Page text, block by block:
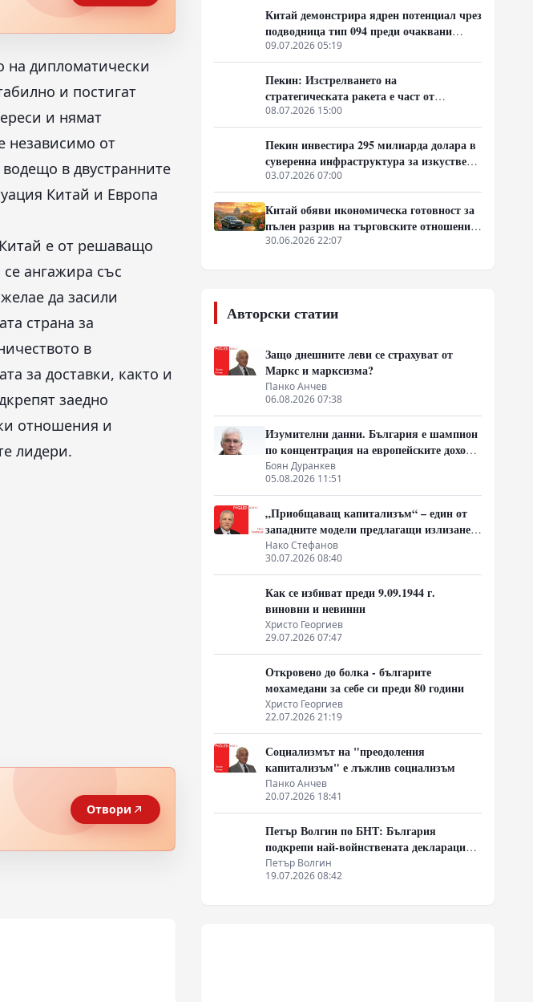
на дипломатически
и постигат
и нямат
независимо от
в двустранните
Китай и Европа
е от решаващо
ангажира със
да засили
страна за
в
за доставки, както и
заедно
отношения и
лидери.
Отвори
Китай демонстрира ядрен потенциал чрез
подводница тип 094 преди очаквани
дипломатически срещи в САЩ
09.07.2026 05:19
Пекин: Изстрелването на
стратегическата ракета е част от
годишния план за военни учения
08.07.2026 15:00
Пекин инвестира 295 милиарда долара в
суверенна инфраструктура за изкуствен
интелект
03.07.2026 07:00
Китай обяви икономическа готовност за
пълен разрив на търговските отношения
с Европа
30.06.2026 22:07
Авторски статии
Защо днешните леви се страхуват от
Маркс и марксизма?
Панко Анчев
06.08.2026 07:38
Изумителни данни. България е шампион
по концентрация на европейските доходи
в ръцете на най-богатия 1%, надминава
и САЩ
Боян Дуранкев
05.08.2026 11:51
„Приобщаващ капитализъм“ – един от
западните модели предлагащи излизане
от системата на неолиберализма
Нако Стефанов
30.07.2026 08:40
Как се избиват преди 9.09.1944 г.
виновни и невинни
Христо Георгиев
29.07.2026 07:47
Откровено до болка - българите
мохамедани за себе си преди 80 години
Христо Георгиев
22.07.2026 21:19
Социализмът на "преодоления
капитализъм" е лъжлив социализъм
Панко Анчев
20.07.2026 18:41
Петър Волгин по БНТ: България
подкрепи най-войнствената декларация,
която някога съм чел
Петър Волгин
19.07.2026 08:42